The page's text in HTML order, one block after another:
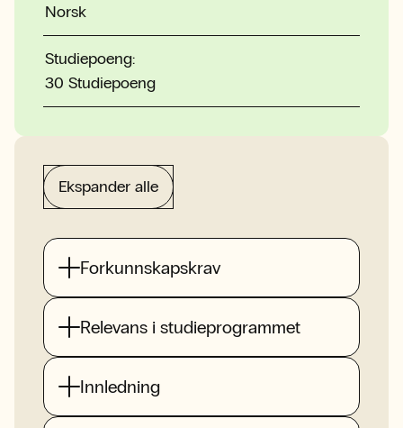
Norsk
Studiepoeng:
30 Studiepoeng
Ekspander alle
Forkunnskapskrav
Relevans i studieprogrammet
Innledning